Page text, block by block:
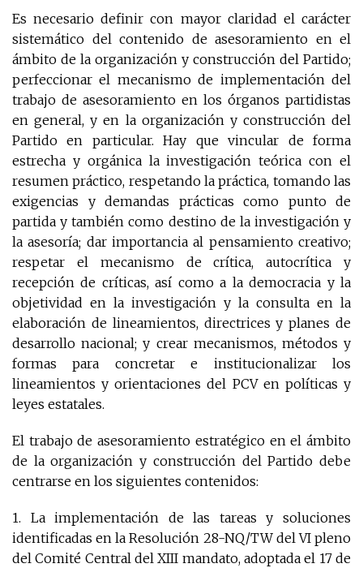
Es necesario definir con mayor claridad el carácter
sistemático del contenido de asesoramiento en el
ámbito de la organización y construcción del Partido;
perfeccionar el mecanismo de implementación del
trabajo de asesoramiento en los órganos partidistas
en general, y en la organización y construcción del
Partido en particular. Hay que vincular de forma
estrecha y orgánica la investigación teórica con el
resumen práctico, respetando la práctica, tomando las
exigencias y demandas prácticas como punto de
partida y también como destino de la investigación y
la asesoría; dar importancia al pensamiento creativo;
respetar el mecanismo de crítica, autocrítica y
recepción de críticas, así como a la democracia y la
objetividad en la investigación y la consulta en la
elaboración de lineamientos, directrices y planes de
desarrollo nacional; y crear mecanismos, métodos y
formas para concretar e institucionalizar los
lineamientos y orientaciones del PCV en políticas y
leyes estatales.
El trabajo de asesoramiento estratégico en el ámbito
de la organización y construcción del Partido debe
centrarse en los siguientes contenidos:
1. La implementación de las tareas y soluciones
identificadas en la Resolución 28-NQ/TW del VI pleno
del Comité Central del XIII mandato, adoptada el 17 de